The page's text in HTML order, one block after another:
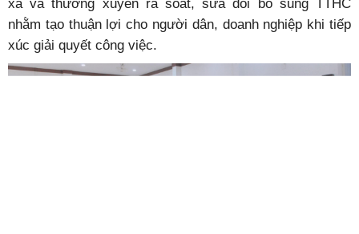
xã và thường xuyên rà soát, sửa đổi bổ sung TTHC
nhằm tạo thuận lợi cho người dân, doanh nghiệp khi tiếp
xúc giải quyết công việc.